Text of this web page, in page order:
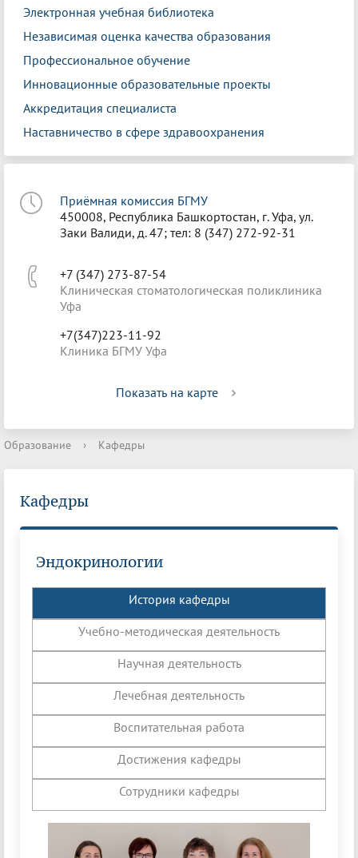
Электронная учебная библиотека
Независимая оценка качества образования
Профессиональное обучение
Инновационные образовательные проекты
Аккредитация специалиста
Наставничество в сфере здравоохранения
Приёмная комиссия БГМУ
450008, Республика Башкортостан, г. Уфа, ул.
Заки Валиди, д. 47; тел: 8 (347) 272-92-31
+7 (347) 273-87-54
Клиническая стоматологическая поликлиника
Уфа
+7(347)223-11-92
Клиника БГМУ Уфа
Показать на карте
Образование › Кафедры
Кафедры
Эндокринологии
История кафедры
Учебно-методическая деятельность
Научная деятельность
Лечебная деятельность
Воспитательная работа
Достижения кафедры
Сотрудники кафедры